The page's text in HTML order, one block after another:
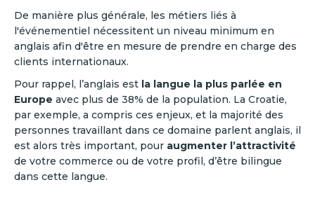
De manière plus générale, les métiers liés à
l'événementiel nécessitent un niveau minimum en
anglais afin d'être en mesure de prendre en charge des
clients internationaux.
Pour rappel, l’anglais est la langue la plus parlée en
Europe avec plus de 38% de la population. La Croatie,
par exemple, a compris ces enjeux, et la majorité des
personnes travaillant dans ce domaine parlent anglais, il
est alors très important, pour augmenter l’attractivité
de votre commerce ou de votre profil, d’être bilingue
dans cette langue.